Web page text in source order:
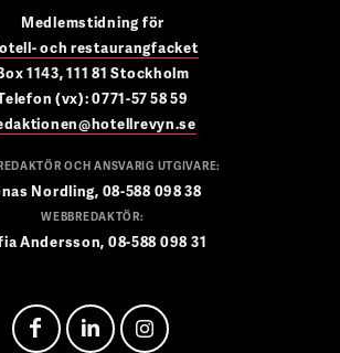
Medlemstidning för
och restaurangfacket
1143, 111 81 Stockholm
(vx): 0771-57 58 59
OCH ANSVARIG UTGIVARE:
Nordling, 08-588 098 38
WEBBREDAKTÖR:
Andersson, 08-588 098 31